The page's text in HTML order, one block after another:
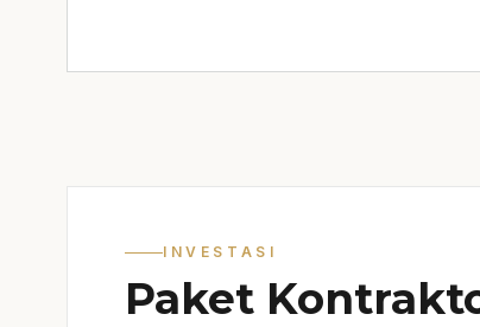
INVESTASI
Paket